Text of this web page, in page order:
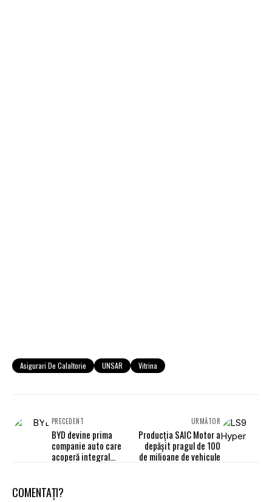
Asigurari De Calaltorie UNSAR Vitrina
PRECEDENT
BYD devine prima
companie auto care
acoperă integral
condusul urban asistat
URMĂTOR
Producția SAIC Motor a
depășit pragul de 100
de milioane de vehicule
COMENTAȚI?